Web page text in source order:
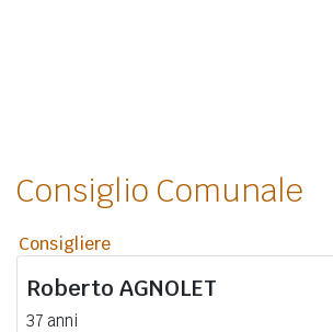
Consiglio Comunale
Consigliere
Roberto AGNOLET
37 anni